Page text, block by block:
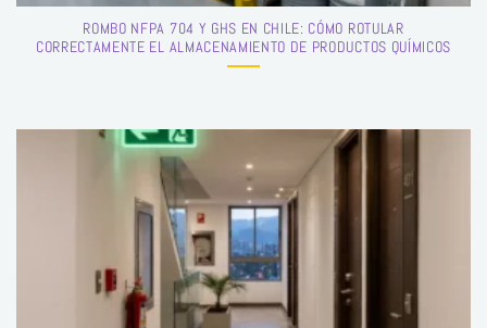
ROMBO NFPA 704 Y GHS EN CHILE: CÓMO ROTULAR
CORRECTAMENTE EL ALMACENAMIENTO DE PRODUCTOS QUÍMICOS